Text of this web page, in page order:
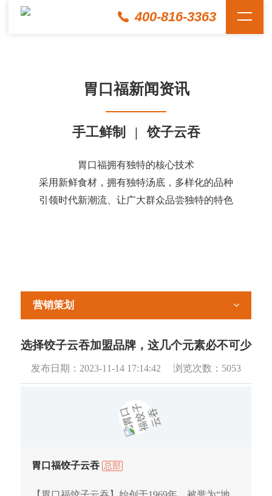
400-816-3363
胃口福新闻资讯
手工鲜制 | 饺子云吞
胃口福拥有独特的核心技术
采用新鲜食材，拥有独特汤底，多样化的品种
引领时代新潮流、让广大群众品尝独特的特色
营销策划
选择饺子云吞加盟品牌，这几个元素必不可少
发布日期： 2023-11-14 17:14:42 浏览次数： 5053
胃口福饺子云吞 总部